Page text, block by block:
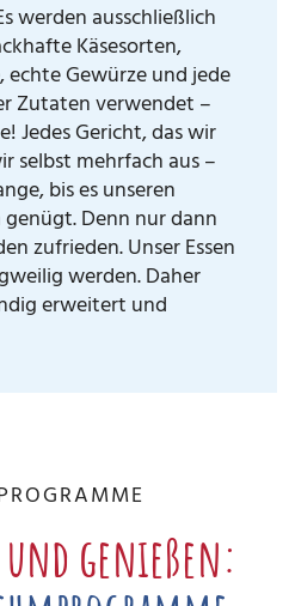
werden ausschließlich
Käsesorten,
Gewürze und jede
Zutaten verwendet –
Jedes Gericht, das wir
selbst mehrfach aus –
bis es unseren
Denn nur dann
zufrieden. Unser Essen
werden. Daher
erweitert und
genießen: